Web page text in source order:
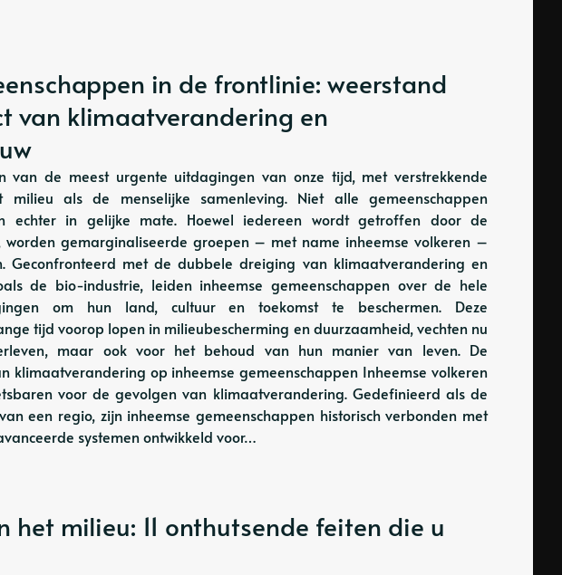
in de frontlinie: weerstand
van klimaatverandering en
van de meest urgente uitdagingen van onze tijd, met verstrekkende
milieu als de menselijke samenleving. Niet alle gemeenschappen
echter in gelijke mate. Hoewel iedereen wordt getroffen door de
gemarginaliseerde groepen – met name inheemse volkeren –
Geconfronteerd met de dubbele dreiging van klimaatverandering en
de bio-industrie, leiden inheemse gemeenschappen over de hele
om hun land, cultuur en toekomst te beschermen. Deze
tijd voorop lopen in milieubescherming en duurzaamheid, vechten nu
maar ook voor het behoud van hun manier van leven. De
klimaatverandering op inheemse gemeenschappen Inheemse volkeren
voor de gevolgen van klimaatverandering. Gedefinieerd als de
een regio, zijn inheemse gemeenschappen historisch verbonden met
systemen ontwikkeld voor…
het milieu: 11 onthutsende feiten die u